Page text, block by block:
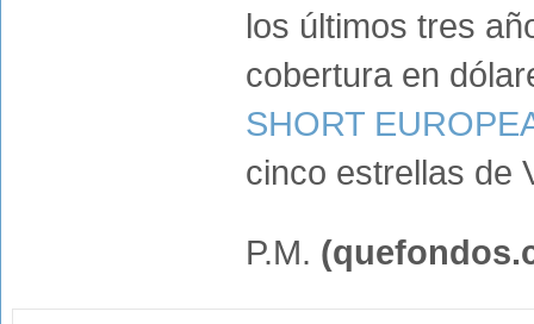
los últimos tres
cobertura en
SHORT
cinco estrellas de
P.M.